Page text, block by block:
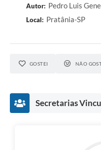
Autor: Pedro Luis
Local: Pratânia-SP
GOSTEI NÃO
Secretarias